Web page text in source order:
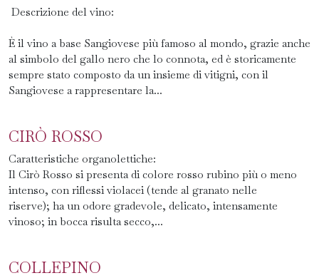
Descrizione del vino:
È il vino a base Sangiovese più famoso al mondo, grazie anche
al simbolo del gallo nero che lo connota, ed è storicamente
sempre stato composto da un insieme di vitigni, con il
Sangiovese a rappresentare la...
CIRÒ ROSSO
Caratteristiche organolettiche:
Il Cirò Rosso si presenta di colore rosso rubino più o meno
intenso, con riflessi violacei (tende al granato nelle
riserve); ha un odore gradevole, delicato, intensamente
vinoso; in bocca risulta secco,...
COLLEPINO